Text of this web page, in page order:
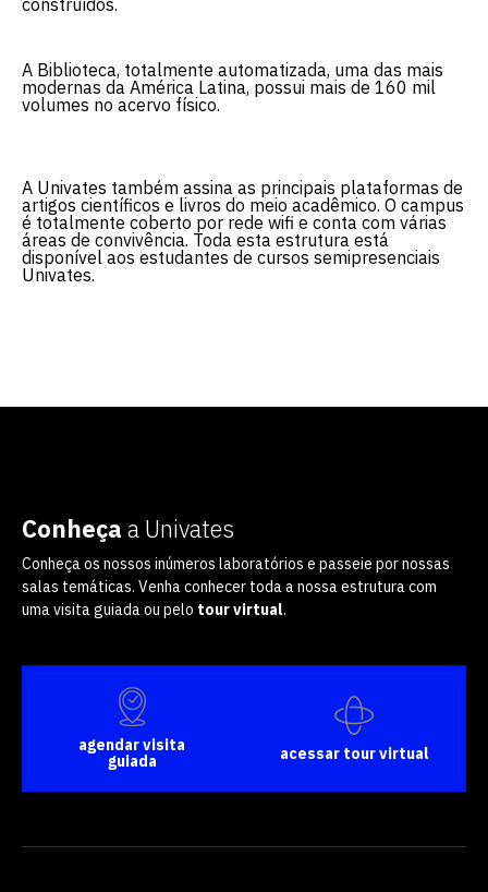
construídos.
A Biblioteca, totalmente automatizada, uma das mais
modernas da América Latina, possui mais de 160 mil
volumes no acervo físico.
A Univates também assina as principais plataformas de
artigos científicos e livros do meio acadêmico. O campus
é totalmente coberto por rede wifi e conta com várias
áreas de convivência. Toda esta estrutura está
disponível aos estudantes de cursos semipresenciais
Univates.
Conheça a Univates
Conheça os nossos inúmeros laboratórios e passeie por nossas
salas temáticas. Venha conhecer toda a nossa estrutura com
uma visita guiada ou pelo tour virtual.
agendar visita
guiada
acessar tour virtual